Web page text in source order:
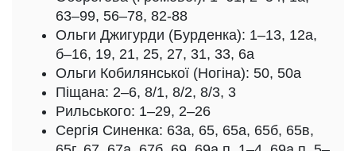
63–99, 56–78, 82-88
Ольги Джигурди (Бурденка): 1–13, 12а,
б–16, 19, 21, 25, 27, 31, 33, 6а
Ольги Кобилянської (Ногіна): 50, 50а
Піщана: 2–6, 8/1, 8/2, 8/3, 3
Рильського: 1–29, 2–26
Сергія Синенка: 63а, 65, 65а, 65б, 65в,